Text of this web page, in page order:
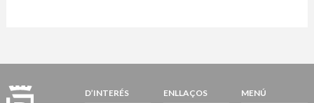
D’INTERÉS ENLLAÇOS MENÚ